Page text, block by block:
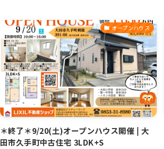
オープンハウス
＊終了＊9/20(土)オープンハウス開催 | 大
田市久手町中古住宅 3LDK+S